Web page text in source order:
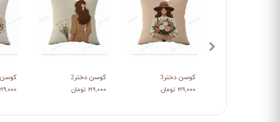
کوسن
۲۱۹,۰۰۰
کوسن دختر2
۲۱۹,۰۰۰ تومان
کوسن دختر3
۲۱۹,۰۰۰ تومان